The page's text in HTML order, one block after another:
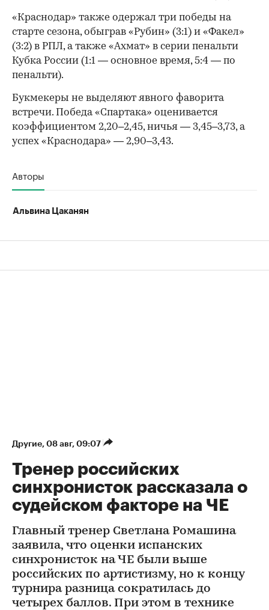
«Краснодар» также одержал три победы на
старте сезона, обыграв «Рубин» (3:1) и «Факел»
(3:2) в РПЛ, а также «Ахмат» в серии пенальти
Кубка России (1:1 — основное время, 5:4 — по
пенальти).
Букмекеры не выделяют явного фаворита
встречи. Победа «Спартака» оценивается
коэффициентом 2,20–2,45, ничья — 3,45–3,73, а
успех «Краснодара» — 2,90–3,43.
Авторы
Альвина Цаканян
Другие⁠, 08 авг, 09:07
Тренер российских
синхронисток рассказала о
судейском факторе на ЧЕ
Главный тренер Светлана Ромашина
заявила, что оценки испанских
синхронисток на ЧЕ были выше
российских по артистизму, но к концу
турнира разница сократилась до
четырех баллов. При этом в технике